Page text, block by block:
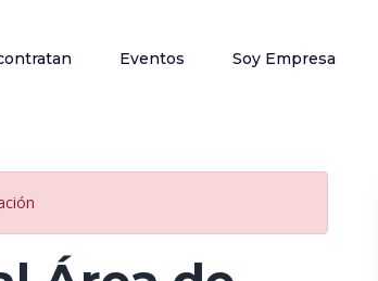
Eventos Soy Empresa